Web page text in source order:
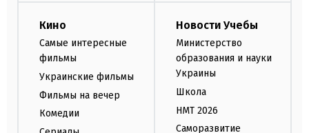
Кино
Самые интересные
фильмы
Украинские фильмы
Фильмы на вечер
Комедии
Новости Учебы
Министерство
образования и науки
Украины
Школа
НМТ 2026
Саморазвитие